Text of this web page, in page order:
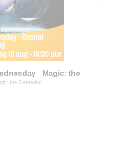
- Magic: the
the Gathering…